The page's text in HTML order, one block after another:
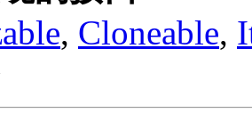
, Cloneable,